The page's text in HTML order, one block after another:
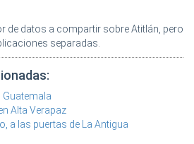
de datos a compartir sobre Atitlán, pero
separadas.
Guatemala
Alta Verapaz
a las puertas de La Antigua